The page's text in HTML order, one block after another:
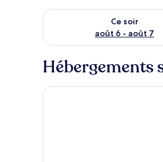
Ce soir
août 6 - août 7
Vérifier la disponibilité pour
Hébergements
Ocean View Beach Hotel